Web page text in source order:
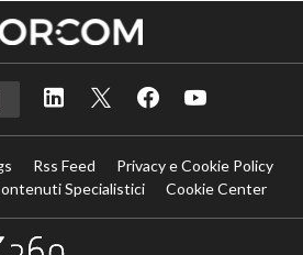
Rss Feed
Privacy e Cookie Policy
Specialistici
Cookie Center